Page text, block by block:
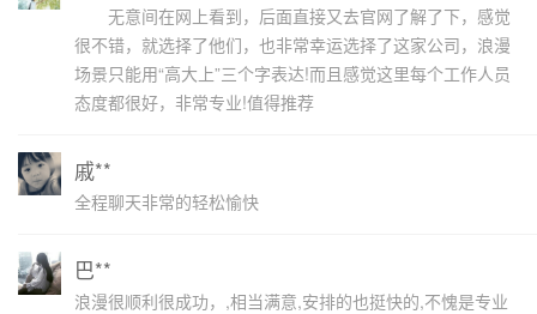
无意间在网上看到，后面直接又去官网了解了下，感觉
很不错，就选择了他们，也非常幸运选择了这家公司，浪漫
场景只能用“高大上”三个字表达!而且感觉这里每个工作人员
态度都很好，非常专业!值得推荐
戚**
全程聊天非常的轻松愉快
巴**
浪漫很顺利很成功，,相当满意,安排的也挺快的,不愧是专业